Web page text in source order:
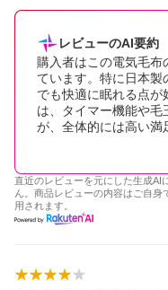
レビューのAI要約
購入者はこの電気毛布
ています。特に日本製
でも快適に眠れる点が
は、タイマー機能や毛
が、全体的には高い満
直近のレビューを元にした生成AI
ん。商品レビューの内容はご自
用されます。